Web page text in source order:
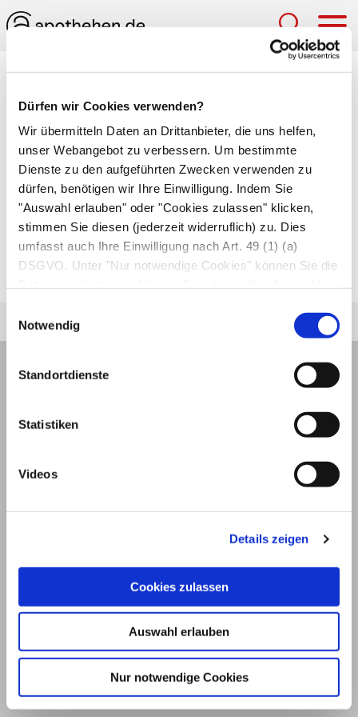
Dürfen wir Cookies verwenden?
Wir übermitteln Daten an Drittanbieter, die uns helfen,
unser Webangebot zu verbessern. Um bestimmte
Dienste zu den aufgeführten Zwecken verwenden zu
dürfen, benötigen wir Ihre Einwilligung. Indem Sie
"Auswahl erlauben" oder "Cookies zulassen" klicken,
stimmen Sie diesen (jederzeit widerruflich) zu. Dies
umfasst auch Ihre Einwilligung nach Art. 49 (1) (a)
DSGVO. Unter "Nur notwendige Cookies" können Sie die
Notwendig
Standortdienste
Statistiken
Videos
Details zeigen
Cookies zulassen
Auswahl erlauben
Nur notwendige Cookies
Medizinlexikon
Eosinopenie
Schwund oder Fehleneosinophiler
Granulozytenim Blut. Die Zahl der eosinophilen
Granulozyten sinkt bei Stress, starker
körperlicher Belastung und akuten
Entzündungen. Die Eosinopenie ist in der Regel
kein Zeichen einer ernsten Erkrankung.
© 2026
Impressum und Nutzungsbedingungen
Datenschutz Privatsphäre
Qualitätsrichtlinien Barrierefreiheit